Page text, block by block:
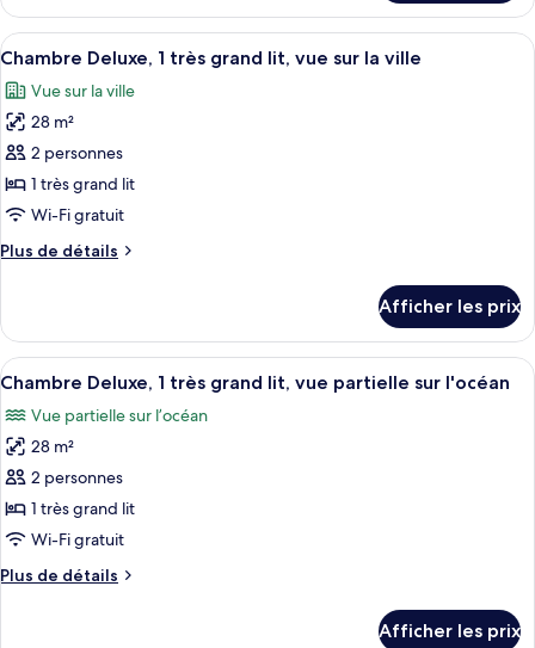
très
grand
lit,
vue
sur
l’océan
Chambre
Deluxe,
1
grand
lit,
vue
sur
l’océan
Afficher
toutes
les
photos
pour
ce
type
chambre :
très
lit,
vue
sur
la
ville
Une chambre d’hôtel équipée d’un
8
Chambre Deluxe, 1 très grand lit, vue sur la ville
Vue sur la ville
28 m²
2 personnes
1 très grand lit
Wi-Fi gratuit
Plus de détails
Plus
Chambre
Deluxe,
1
grand
lit,
vue
sur
la
ville
Afficher les prix
Afficher
toutes
les
photos
pour
ce
type
chambre :
Une chambre d’hôtel moderne
10
Chambre Deluxe, 1 très grand lit, vue partielle sur l'océan
Vue partielle sur l’océan
28 m²
2 personnes
1 très grand lit
Wi-Fi gratuit
Plus de détails
Plus
Afficher les prix